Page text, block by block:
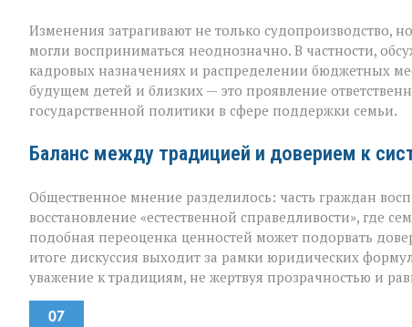
Изменения затрагивают не только судопроизводство,
могли восприниматься неоднозначно. В частности,
кадровых назначениях и распределении бюджетных
будущем детей и близких — это проявление
государственной политики в сфере поддержки семьи.
Баланс между традицией и доверием к
Общественное мнение разделилось: часть граждан
восстановление «естественной справедливости», где
подобная переоценка ценностей может подорвать
итоге дискуссия выходит за рамки юридических
уважение к традициям, не жертвуя прозрачностью и
07